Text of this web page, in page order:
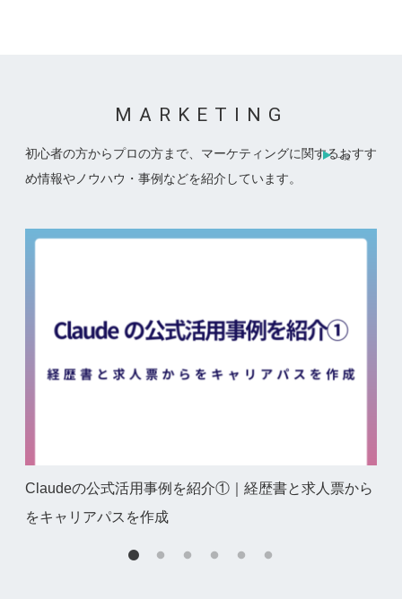
MARKETING
初心者の方からプロの方まで、マーケティングに関するおすす
め情報やノウハウ・事例などを紹介しています。
Claudeの公式活用事例を紹介①｜経歴書と求人票から
をキャリアパスを作成
一覧